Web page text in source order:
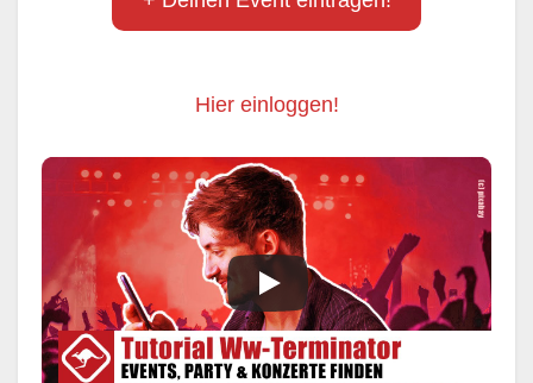
Hier einloggen!